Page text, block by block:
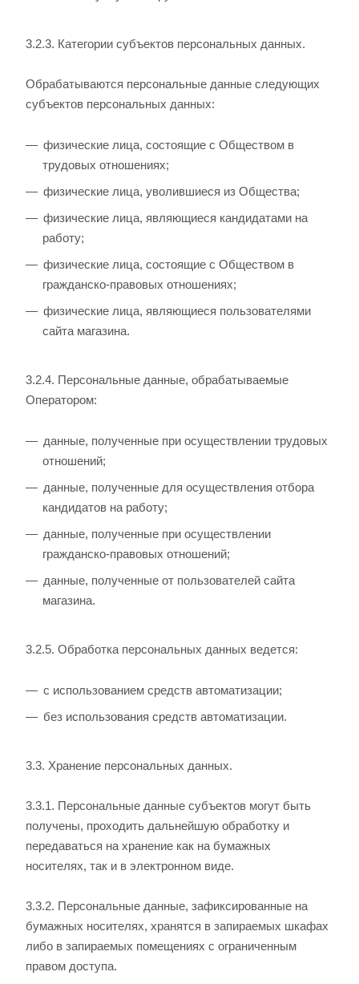
3.2.3. Категории субъектов персональных данных.
Обрабатываются персональные данные следующих
субъектов персональных данных:
физические лица, состоящие с Обществом в
трудовых отношениях;
физические лица, уволившиеся из Общества;
физические лица, являющиеся кандидатами на
работу;
физические лица, состоящие с Обществом в
гражданско-правовых отношениях;
физические лица, являющиеся пользователями
сайта магазина.
3.2.4. Персональные данные, обрабатываемые
Оператором:
данные, полученные при осуществлении трудовых
отношений;
данные, полученные для осуществления отбора
кандидатов на работу;
данные, полученные при осуществлении
гражданско-правовых отношений;
данные, полученные от пользователей сайта
магазина.
3.2.5. Обработка персональных данных ведется:
с использованием средств автоматизации;
без использования средств автоматизации.
3.3. Хранение персональных данных.
3.3.1. Персональные данные субъектов могут быть
получены, проходить дальнейшую обработку и
передаваться на хранение как на бумажных
носителях, так и в электронном виде.
3.3.2. Персональные данные, зафиксированные на
бумажных носителях, хранятся в запираемых шкафах
либо в запираемых помещениях с ограниченным
правом доступа.